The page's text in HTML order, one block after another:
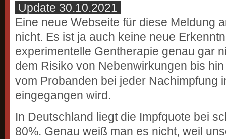
Update 30.10.2021
Eine neue Webseite für diese Meldung
nicht. Es ist ja auch keine neue
experimentelle Gentherapie genau gar
dem Risiko von Nebenwirkungen bis
vom Probanden bei jeder Nachimpfung
eingegangen wird.
In Deutschland liegt die Impfquote bei
80%. Genau weiß man es nicht, weil